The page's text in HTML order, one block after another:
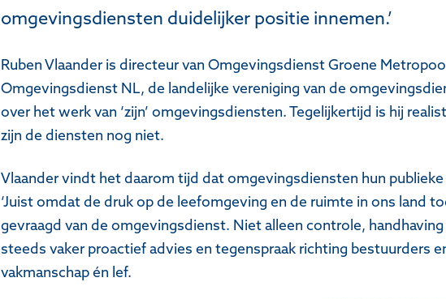
omgevingsdiensten duidelijker positie innemen.’
Ruben Vlaander is directeur van Omgevingsdienst Groene
Omgevingsdienst NL, de landelijke vereniging van de
over het werk van ‘zijn’ omgevingsdiensten. Tegelijkertijd is hij
zijn de diensten nog niet.
Vlaander vindt het daarom tijd dat omgevingsdiensten hun
‘Juist omdat de druk op de leefomgeving en de ruimte in ons land
gevraagd van de omgevingsdienst. Niet alleen controle,
steeds vaker proactief advies en tegenspraak richting bestuurders
vakmanschap én lef.